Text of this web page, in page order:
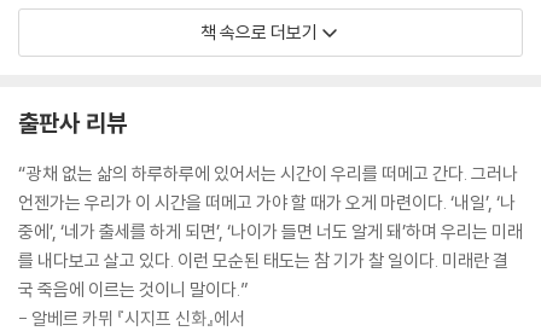
증명하고자 한다. 삶은 의미 있다. 외부의 강요 없이 기꺼이 의미를 따라 살
아갈 때, 우리는 자존감으로 충만한 자유인으로서 삶을 경험한다. --- p.11
니다. 이 점에서 속물에게는 가치가 뒤바뀐다. 맛있는 음식을 만드는 게 중
요한 것이 아니라 일등 요리사가 되는 것이 중요하다. 즉 자신이 그려 낸 위
계에서 보다 많은 사람들이 자기 아래에 놓이는 것이 꿈이요 포부가 된다.
타인의 권리와 복지가 중요한 것이 아니라, 자신이 이타적인 인간이라고
인정받고 그렇지 못한 사람을 깎아내리는 일이 주된 충동이 된다. 그리하
여 쇼펜하우어는 속물은 진정으로 향유할 능력이 없는 사람이라고 했으며,
속물이 유일하게 향유할 수 있는 것은 허영심뿐이라고 말했다. --- p.17
책 속으로 더보기
출판사 리뷰
“광채 없는 삶의 하루하루에 있어서는 시간이 우리를 떠메고 간다. 그러나
언젠가는 우리가 이 시간을 떠메고 가야 할 때가 오게 마련이다. ‘내일’, ‘나
중에’, ‘네가 출세를 하게 되면’, ‘나이가 들면 너도 알게 돼’하며 우리는 미래
를 내다보고 살고 있다. 이런 모순된 태도는 참 기가 찰 일이다. 미래란 결
국 죽음에 이르는 것이니 말이다.”
- 알베르 카뮈 『시지프 신화』에서